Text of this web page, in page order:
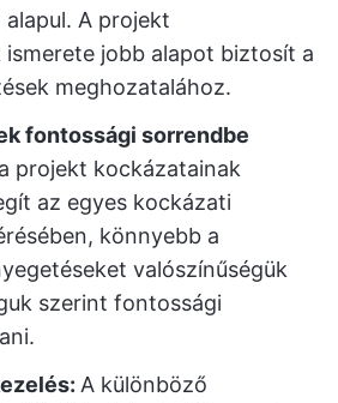
A projekt
jobb alapot biztosít a
meghozatalához.
fontossági sorrendbe
projekt kockázatainak
az egyes kockázati
könnyebb a
valószínűségük
szerint fontossági
A különböző